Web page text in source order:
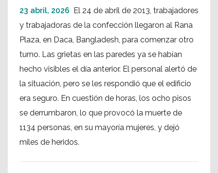
23 abril, 2026 El 24 de abril de 2013, trabajadores
y trabajadoras de la confección llegaron al Rana
Plaza, en Daca, Bangladesh, para comenzar otro
turno. Las grietas en las paredes ya se habían
hecho visibles el día anterior. El personal alertó de
la situación, pero se les respondió que el edificio
era seguro. En cuestión de horas, los ocho pisos
se derrumbaron, lo que provocó la muerte de
1134 personas, en su mayoría mujeres, y dejó
miles de heridos.